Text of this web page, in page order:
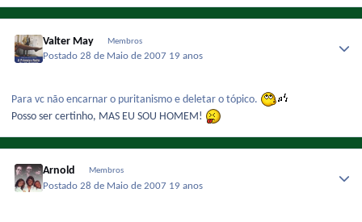
Valter May Membros
Postado28 de Maio de 2007 19 anos
Para vc não encarnar o puritanismo e deletar o tópico.
Posso ser certinho, MAS EU SOU HOMEM!
Arnold Membros
Postado28 de Maio de 2007 19 anos